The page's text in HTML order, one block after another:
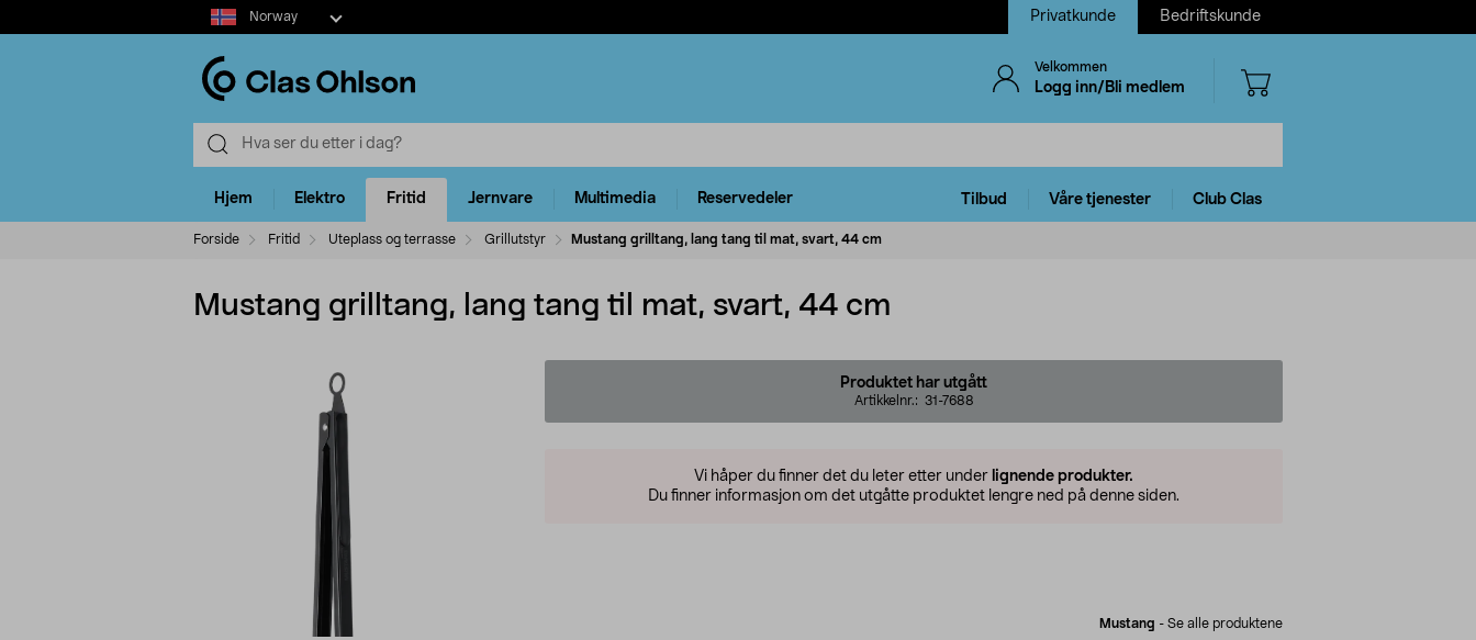
Select
market
Norway Privatkunde Bedriftskunde
Velkommen
Logg inn/Bli medlem
Hjem Elektro Fritid Jernvare Multimedia Reservedeler Tilbud Våre tjenester Club Clas
Forside Fritid Uteplass og terrasse Grillutstyr Mustang grilltang, lang tang til mat, svart, 44 cm
Mustang grilltang, lang tang til mat, svart, 44 cm
Produktet har utgått
Artikkelnr.: 31-7688
Vi håper du finner det du leter etter under lignende produkter.
Du finner informasjon om det utgåtte produktet lengre ned på denne siden.
Mustang - Se alle produktene